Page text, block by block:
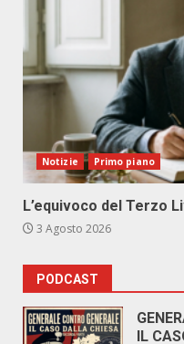
Notizie Primo piano
L’equivoco del Terzo
3 Agosto 2026
PODCAST
IL